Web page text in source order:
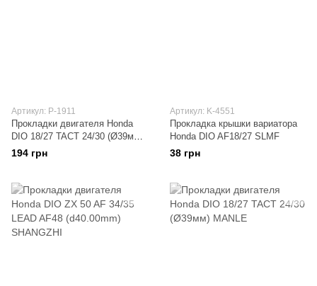
Артикул: P-1911
Прокладки двигателя Honda
DIO 18/27 TACT 24/30 (Ø39мм)
SHANGZHI
194 грн
Артикул: K-4551
Прокладка крышки вариатора
Honda DIO AF18/27 SLMF
38 грн